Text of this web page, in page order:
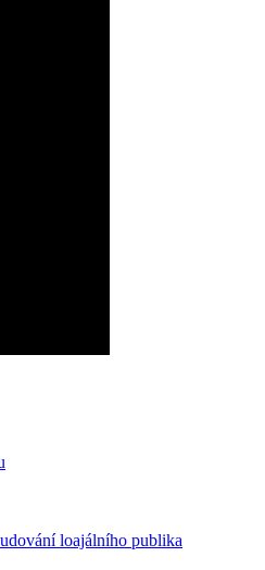
loajálního publika